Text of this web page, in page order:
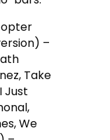
opter
–
Take
Just
We